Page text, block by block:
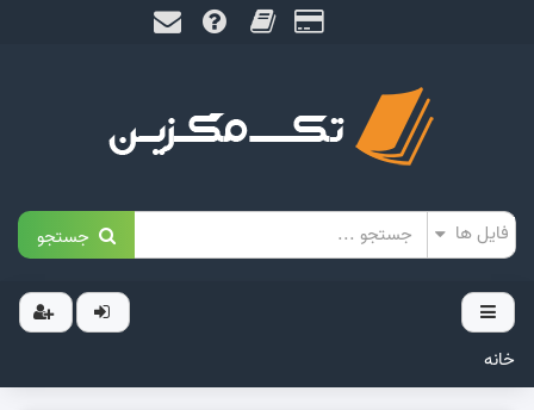
جستجو
خانه